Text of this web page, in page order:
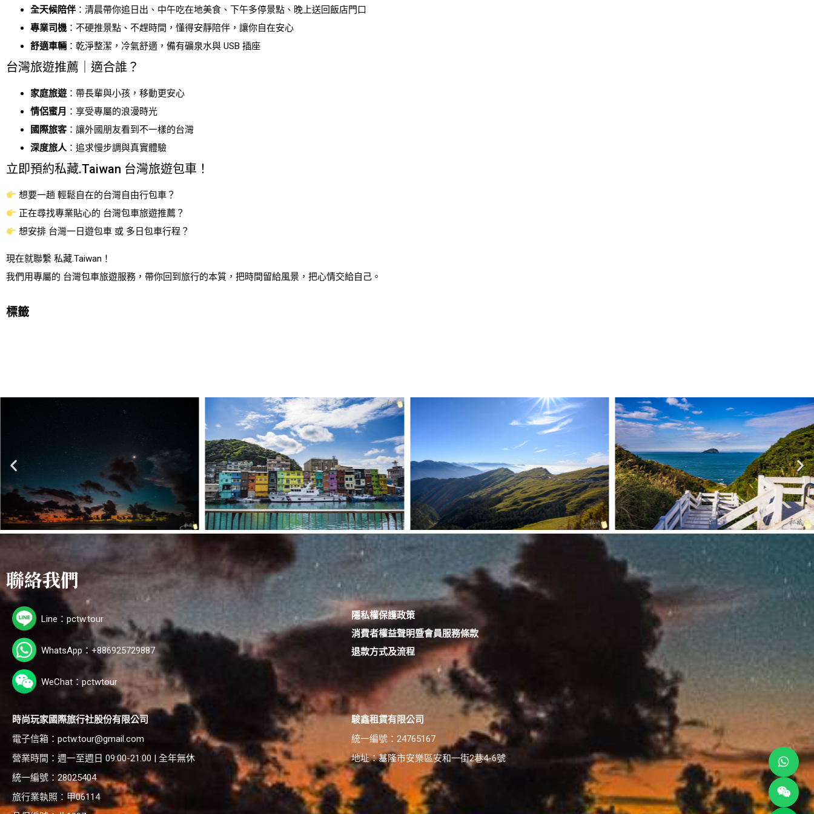
全天候陪伴 ：清晨帶你追日出、中午吃在地美食、下午多停景點、晚上送回飯店門口
專業司機 ：不硬推景點、不趕時間，懂得安靜陪伴，讓你自在安心
舒適車輛 ：乾淨整潔，冷氣舒適，備有礦泉水與 USB 插座
台灣旅遊推薦｜適合誰？
家庭旅遊 ：帶長輩與小孩，移動更安心
情侶蜜月 ：享受專屬的浪漫時光
國際旅客 ：讓外國朋友看到不一樣的台灣
深度旅人：追求慢步調與真實體驗
立即預約私藏.Taiwan 台灣旅遊包車！
想要一趟 輕鬆自在的台灣自由行包車？
正在尋找專業貼心的 台灣包車旅遊推薦？
想安排 台灣一日遊包車 或 多日包車行程？
現在就聯繫 私藏.Taiwan！
我們用專屬的 台灣包車旅遊服務，帶你回到旅行的本質，把時間留給風景，把心情交給自己。
標籤
聯絡我們
Line：pctw.tour
WhatsApp：+886925729887
WeChat：pctwtour
隱私權保護政策
消費者權益聲明暨會員服務條款
退款方式及流程
時尚玩家國際旅行社股份有限公司
電子信箱： pctw.tour@gmail.com
營業時間：週一至週日 09:00-21:00 | 全年無休
統一編號：28025404
旅行業執照：甲06114
駿鑫租賃有限公司
統一編號：24765167
地址：基隆市安樂區安和一街2巷4-6號